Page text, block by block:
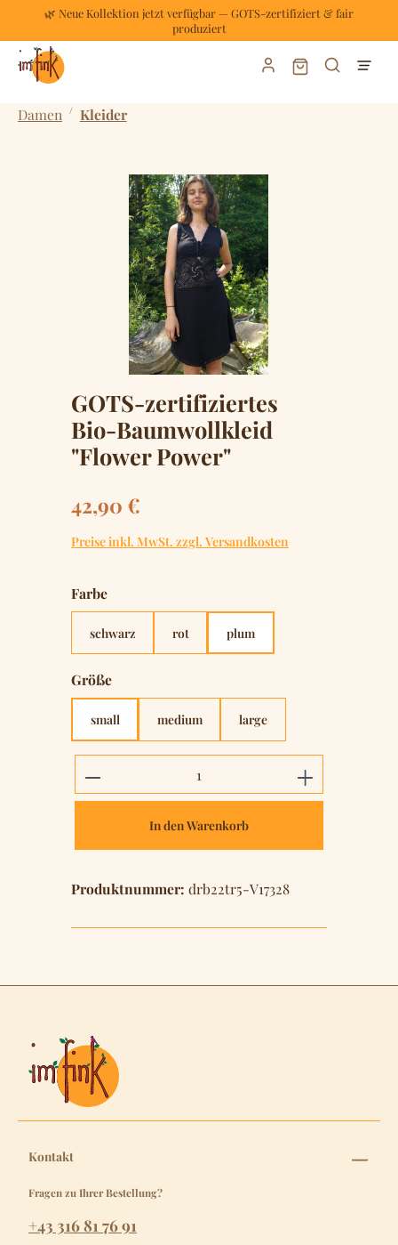
Zum Hauptinhalt springen
🌿 Neue Kollektion jetzt verfügbar — GOTS-zertifiziert & fair
produziert
Warenkorb
Damen / Kleider
Bildergalerie überspringen
GOTS-zertifiziertes
Bio-Baumwollkleid
"Flower Power"
Regulärer Preis:
42,90 €
Preise inkl. MwSt. zzgl. Versandkosten
Farbeauswählen
schwarz rot plum
Größeauswählen
small medium large
Produkt Anzahl: Gib den
In den Warenkorb
Produktnummer: drb22tr5-V17328
Kontakt
Fragen zu Ihrer Bestellung?
+43 316 81 76 91